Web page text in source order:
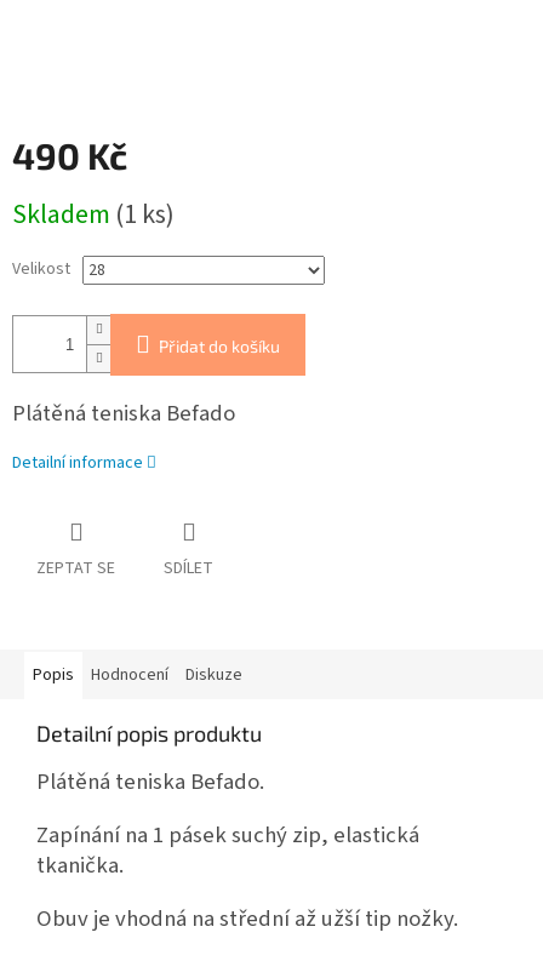
490 Kč
cena:
Skladem (1 ks)
Velikost
Přidat do košíku
Plátěná teniska Befado
Detailní informace
ZEPTAT SE SDÍLET
Popis Hodnocení Diskuze
Detailní popis produktu
Plátěná teniska Befado.
Zapínání na 1 pásek suchý zip, elastická
tkanička.
Obuv je vhodná na střední až užší tip nožky.